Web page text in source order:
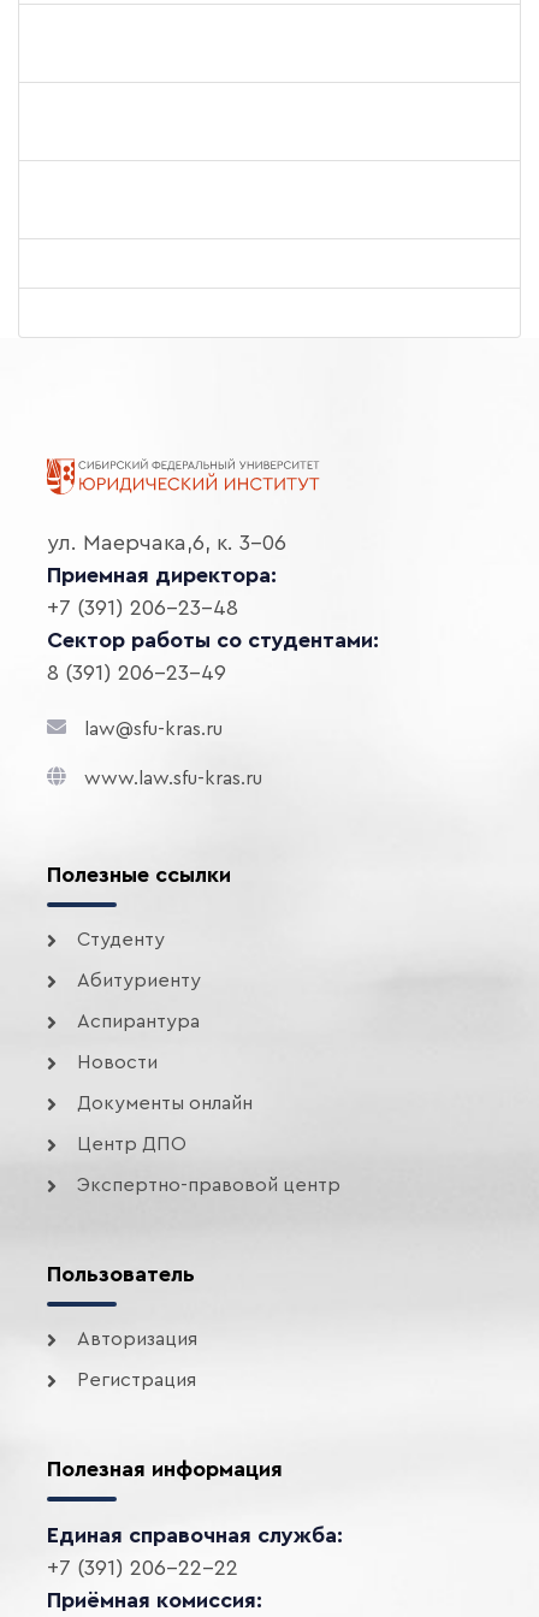
ул. Маерчака,6, к. 3-06
Приемная директора:
+7 (391) 206-23-48
Сектор работы со студентами:
8 (391) 206-23-49
law@sfu-kras.ru
www.law.sfu-kras.ru
Полезные ссылки
Студенту
Абитуриенту
Аспирантура
Новости
Документы онлайн
Центр ДПО
Экспертно-правовой центр
Пользователь
Авторизация
Регистрация
Полезная информация
Единая справочная служба:
+7 (391) 206-22-22
Приёмная комиссия: